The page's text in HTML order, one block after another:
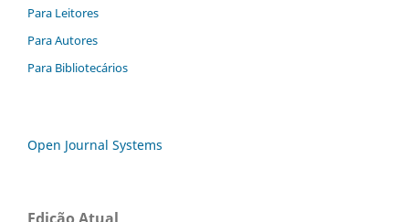
Para Leitores
Para Autores
Para Bibliotecários
Open Journal Systems